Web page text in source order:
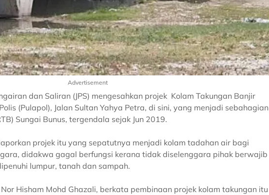
Advertisement
dan Saliran (JPS) mengesahkan projek Kolam Takungan Banjir
(Pulapol), Jalan Sultan Yahya Petra, di sini, yang menjadi sebahagian
Sungai Bunus, tergendala sejak Jun 2019.
projek itu yang sepatutnya menjadi kolam tadahan air bagi
didakwa gagal berfungsi kerana tidak diselenggara pihak berwajib
lumpur, tanah dan sampah.
Nor Hisham Mohd Ghazali, berkata pembinaan projek kolam takungan itu